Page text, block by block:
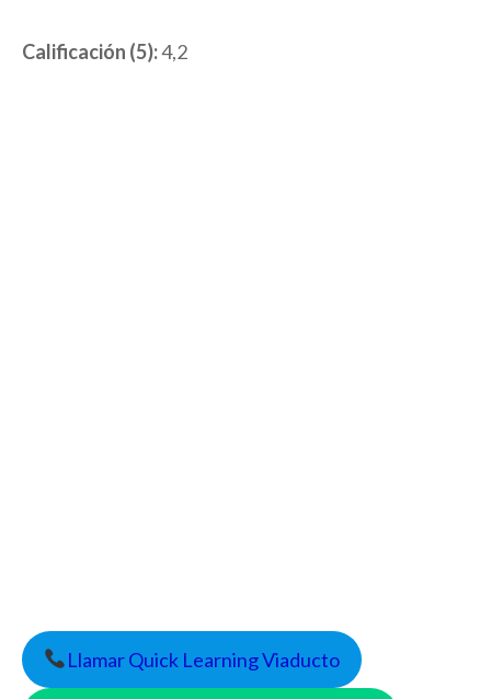
Calificación (5):4,2
Llamar Quick Learning Viaducto